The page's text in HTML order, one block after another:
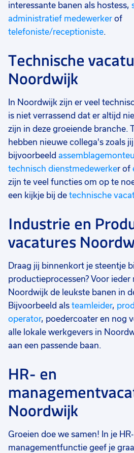
interessante banen als hostess,
administratief medewerker of
telefoniste/receptioniste.
Technische
Noordwijk
In Noordwijk zijn er veel
is niet verrassend dat er altijd
zijn in deze groeiende branche.
hebben nieuwe collega's zoals
bijvoorbeeld
technisch dienstmedewerker of
zijn te veel functies om op te
een kijkje bij de technische
Industrie en
vacatures
Draag jij binnenkort je steentje
productieprocessen? Voor
Noordwijk de leukste banen in
Bijvoorbeeld als teamleider,
operator, poedercoater en nog
alle lokale werkgevers in
aan een passende baan.
HR- en
Noordwijk
Groeien doe we samen! In je
managementfunctie geef je